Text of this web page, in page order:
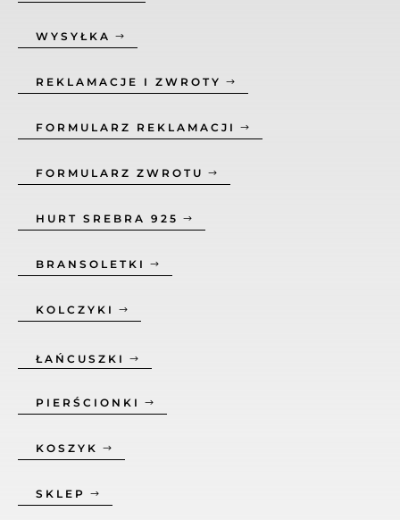
WYSYŁKA
REKLAMACJE I ZWROTY
FORMULARZ REKLAMACJI
FORMULARZ ZWROTU
HURT SREBRA 925
BRANSOLETKI
KOLCZYKI
ŁAŃCUSZKI
PIERŚCIONKI
KOSZYK
SKLEP